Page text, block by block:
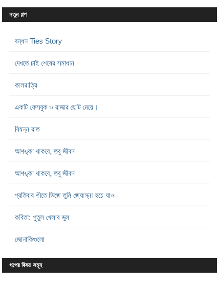
নতুন গল্প
বন্ধন Ties Story
দেখতে চাই শেষের সমাধান
কালরাত্রি
একটি ফেসবুক ও রাজার ছোট মেয়ে।
বিষন্ন রাত
আশঙ্কা থাকবে, তবু জীবন
আশঙ্কা থাকবে, তবু জীবন
প্রতিবার শীতে ভিজে তুমি জ্যোস্না হয়ে যাও
কবিতা: পুতুল খেলার ভুল
জোনাকিগুলো
গল্পের বিষয় সমূহ